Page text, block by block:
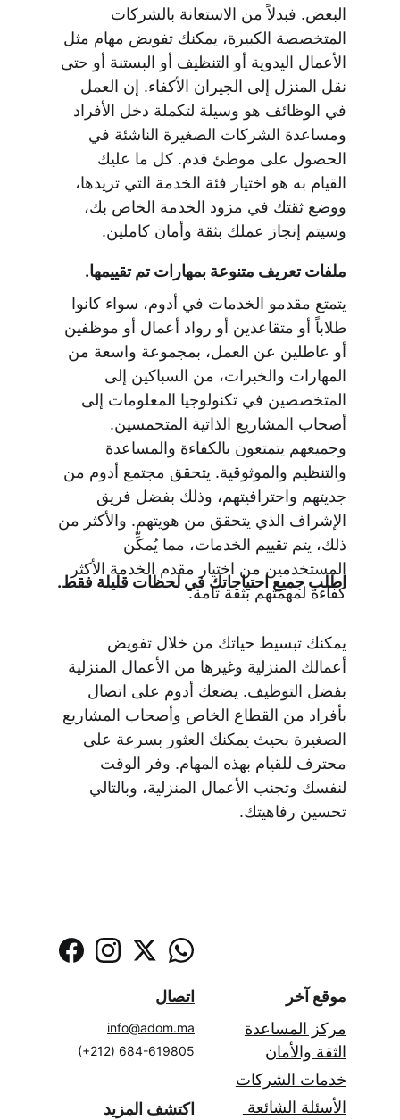
ملفات تعريف متنوعة بمهارات تم تقييمها.
يتمتع مقدمو الخدمات في أدوم، سواء كانوا
طلاباً أو متقاعدين أو رواد أعمال أو موظفين
أو عاطلين عن العمل، بمجموعة واسعة من
المهارات والخبرات، من السباكين إلى
المتخصصين في تكنولوجيا المعلومات إلى
أصحاب المشاريع الذاتية المتحمسين.
وجميعهم يتمتعون بالكفاءة والمساعدة
والتنظيم والموثوقية. يتحقق مجتمع أدوم من
جديتهم واحترافيتهم، وذلك بفضل فريق
الإشراف الذي يتحقق من هويتهم. والأكثر من
ذلك، يتم تقييم الخدمات، مما يُمكِّن
المستخدمين من اختيار مقدم الخدمة الأكثر
كفاءة لمهمتهم بثقة تامة.
اطلب جميع احتياجاتك في لحظات قليلة فقط.
يمكنك تبسيط حياتك من خلال تفويض
أعمالك المنزلية وغيرها من الأعمال المنزلية
بفضل التوظيف. يضعك أدوم على اتصال
بأفراد من القطاع الخاص وأصحاب المشاريع
الصغيرة بحيث يمكنك العثور بسرعة على
محترف للقيام بهذه المهام. وفر الوقت
لنفسك وتجنب الأعمال المنزلية، وبالتالي
تحسين رفاهيتك.
البعض. فبدلاً من الاستعانة بالشركات
المتخصصة الكبيرة، يمكنك تفويض مهام مثل
الأعمال اليدوية أو التنظيف أو البستنة أو حتى
نقل المنزل إلى الجيران الأكفاء. إن العمل
في الوظائف هو وسيلة لتكملة دخل الأفراد
ومساعدة الشركات الصغيرة الناشئة في
الحصول على موطئ قدم. كل ما عليك
القيام به هو اختيار فئة الخدمة التي تريدها،
ووضع ثقتك في مزود الخدمة الخاص بك،
وسيتم إنجاز عملك بثقة وأمان كاملين.
اتصال
info@adom.ma
اكتشف المزيد
مركز المساعدة
الثقة والأمان
خدمات الشركات
الأسئلة الشائعة
(+212) 684-619805
موقع آخر